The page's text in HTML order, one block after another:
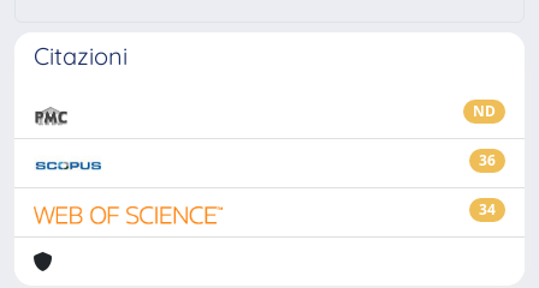
Citazioni
ND
36
34